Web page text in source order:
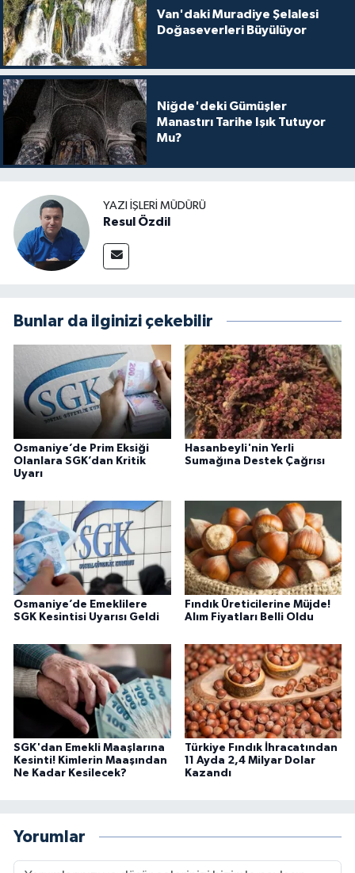
Van'daki Muradiye Şelalesi
Doğaseverleri Büyülüyor
Niğde'deki Gümüşler
Manastırı Tarihe Işık Tutuyor
Mu?
YAZI İŞLERI MÜDÜRÜ
Resul Özdil
Bunlar da ilginizi çekebilir
Osmaniye’de Prim Eksiği
Olanlara SGK’dan Kritik
Uyarı
Hasanbeyli'nin Yerli
Sumağına Destek Çağrısı
Osmaniye’de Emeklilere
SGK Kesintisi Uyarısı Geldi
Fındık Üreticilerine Müjde!
Alım Fiyatları Belli Oldu
SGK'dan Emekli Maaşlarına
Kesinti! Kimlerin Maaşından
Ne Kadar Kesilecek?
Türkiye Fındık İhracatından
11 Ayda 2,4 Milyar Dolar
Kazandı
Yorumlar